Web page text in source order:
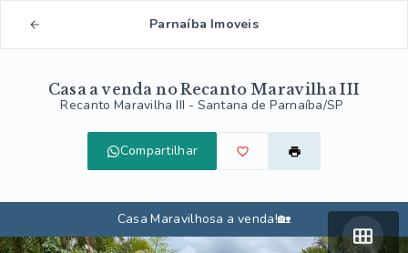
Parnaíba Imoveis
Casa a venda no Recanto Maravilha III
Recanto Maravilha III - Santana de Parnaíba/SP
Compartilhar
Casa Maravilhosa a venda!🏡